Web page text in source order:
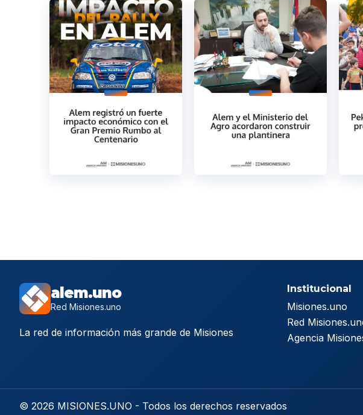
alem.uno
Red Misiones.uno
La red de información más grande de Misiones
Institucional
Misiones.uno
Red
Agencia
© 2026 MISIONES.UNO - Todos los derechos reservados